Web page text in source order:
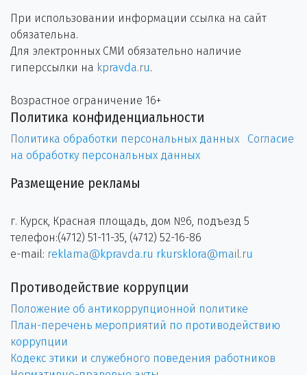
При использовании информации ссылка на сайт
обязательна.
Для электронных СМИ обязательно наличие
гиперссылки на kpravda.ru.
Возрастное ограничение 16+
Политика конфиденциальности
Политика обработки персональных данных
Согласие
на обработку персональных данных
Размещение рекламы
г. Курск, Красная площадь, дом №6, подъезд 5
телефон:(4712) 51-11-35, (4712) 52-16-86
e-mail: reklama@kpravda.ru rkursklora@mail.ru
Противодействие коррупции
Положение об антикоррупционной политике
План-перечень мероприятий по противодействию
коррупции
Кодекс этики и служебного поведения работников